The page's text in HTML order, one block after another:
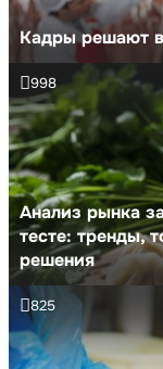
Кадры решают
Анализ рынка
тесте: тренды,
решения
998
825